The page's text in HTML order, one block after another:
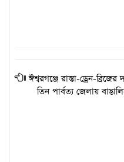
ঈশ্বরগঞ্জে রাস্তা-ড্রেন-
তিন পার্বত্য জেলায়